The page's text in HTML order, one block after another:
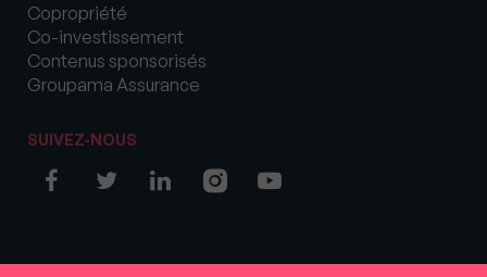
Copropriété
Co-investissement
Contenus sponsorisés
Groupama Assurance
SUIVEZ-NOUS